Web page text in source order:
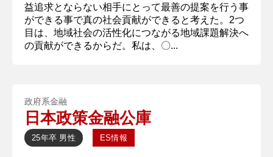
益追求とならない相手にとって最善の提案を行う事
ができる事で真の社会貢献ができると考えた。2つ
目は、地域社会の活性化につながる地域課題解決へ
の貢献ができるからだ。私は、〇...
政府系金融
日本政策金融公庫
25年卒 男性 ES情報